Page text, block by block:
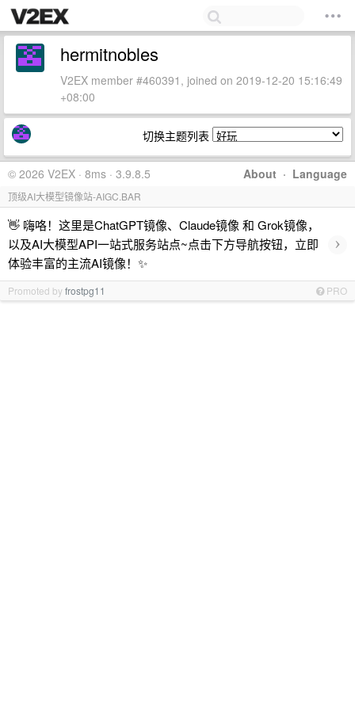
hermitnobles
V2EX member #460391, joined on 2019-12-20 15:16:49
+08:00
切换主题列表
About · Language
© 2026 V2EX · 8ms · 3.9.8.5
顶级AI大模型镜像站-AIGC.BAR
👋 嗨咯！这里是ChatGPT镜像、Claude镜像 和 Grok镜像，
以及AI大模型API一站式服务站点~点击下方导航按钮，立即
体验丰富的主流AI镜像！✨
›
Promoted byfrostpg11 PRO